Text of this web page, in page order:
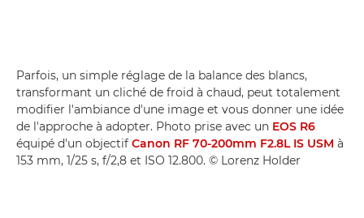
Parfois, un simple réglage de la balance des blancs,
transformant un cliché de froid à chaud, peut totalement
modifier l'ambiance d'une image et vous donner une idée
de l'approche à adopter. Photo prise avec un EOS R6
équipé d'un objectif Canon RF 70-200mm F2.8L IS USM à
153 mm, 1/25 s, f/2,8 et ISO 12.800. © Lorenz Holder